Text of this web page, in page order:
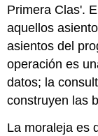
Primera Clas'.
aquellos
asientos del
operación es
datos; la
construyen las
La moraleja es